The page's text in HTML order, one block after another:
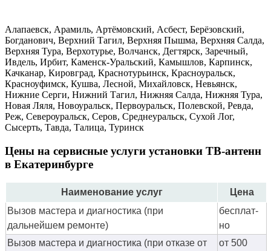
Алапаевск, Арамиль, Артёмовский, Асбест, Берёзовский,
Богданович, Верхний Тагил, Верхняя Пышма, Верхняя Салда,
Верхняя Тура, Верхотурье, Волчанск, Дегтярск, Заречный,
Ивдель, Ирбит, Каменск-Уральский, Камышлов, Карпинск,
Качканар, Кировград, Краснотурьинск, Красноуральск,
Красноуфимск, Кушва, Лесной, Михайловск, Невьянск,
Нижние Серги, Нижний Тагил, Нижняя Салда, Нижняя Тура,
Новая Ляля, Новоуральск, Первоуральск, Полевской, Ревда,
Реж, Североуральск, Серов, Среднеуральск, Сухой Лог,
Сысерть, Тавда, Талица, Туринск
Цены на сервисные услуги установки ТВ-антенн
в Екатеринбурге
Наименование услуг
Цена
Вызов мастера и диагностика (при
дальнейшем ремонте)
бес­плат­
но
Вызов мастера и диагностика (при отказе от
от 500